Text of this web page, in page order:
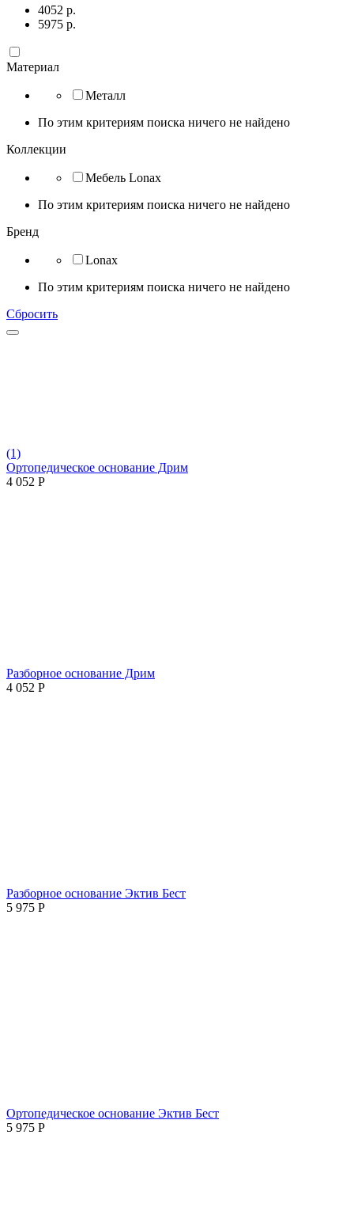
4052 р.
5975 р.
Материал
Металл
По этим критериям поиска ничего не найдено
Коллекции
Мебель Lonax
По этим критериям поиска ничего не найдено
Бренд
Lonax
По этим критериям поиска ничего не найдено
Сбросить
(1)
Ортопедическое основание Дрим
4 052 Р
Разборное основание Дрим
4 052 Р
Разборное основание Эктив Бест
5 975 Р
Ортопедическое основание Эктив Бест
5 975 Р